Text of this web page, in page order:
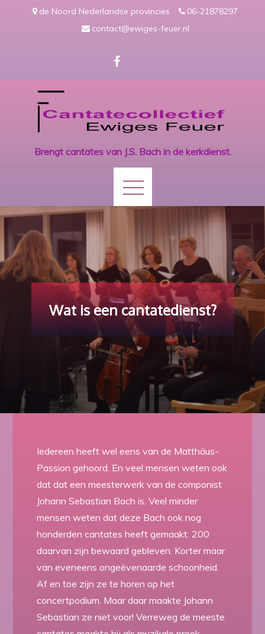
de Noord Nederlandse provincies
06-21878297
contact@ewiges-feuer.nl
Brengt cantates van J.S. Bach in de kerkdienst.
Wat is een cantatedienst?
Iedereen heeft wel eens van de Matthäus-
Passion gehoord. En veel mensen weten ook
dat dat een meesterwerk van de componist
Johann Sebastian Bach is. Veel minder
mensen weten dat deze Bach ook nog
honderden cantates heeft gemaakt. 200
daarvan zijn bewaard gebleven. Korter maar
van eveneens ongeëvenaarde schoonheid.
Af en toe zijn ze te horen op het
concertpodium. Maar daar maakte Johann
Sebastian ze niet voor! Verreweg de meeste